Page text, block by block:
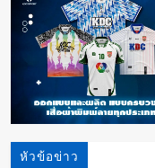
หัวข้อข่าว